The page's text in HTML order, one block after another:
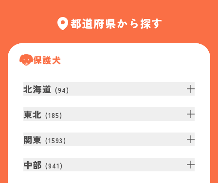
都道府県から探す
保護犬
北海道 (94)
東北 (185)
関東 (1593 )
中部 (941 )